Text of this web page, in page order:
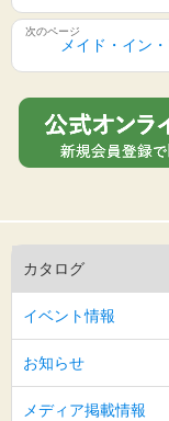
メイド・イン
カタログ
イベント情報
お知らせ
メディア掲載情報